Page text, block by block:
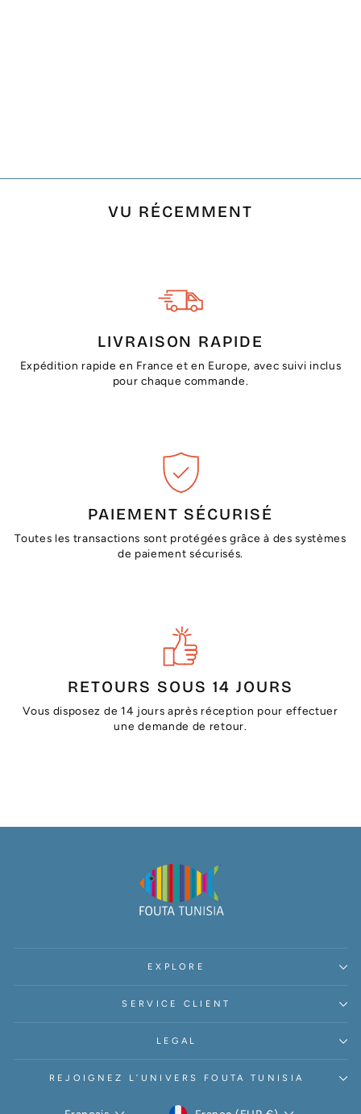
VU RÉCEMMENT
LIVRAISON RAPIDE
Expédition rapide en France et en Europe, avec suivi inclus
pour chaque commande.
PAIEMENT SÉCURISÉ
Toutes les transactions sont protégées grâce à des systèmes
de paiement sécurisés.
RETOURS SOUS 14 JOURS
Vous disposez de 14 jours après réception pour effectuer
une demande de retour.
EXPLORE
SERVICE CLIENT
LEGAL
REJOIGNEZ L’UNIVERS FOUTA TUNISIA